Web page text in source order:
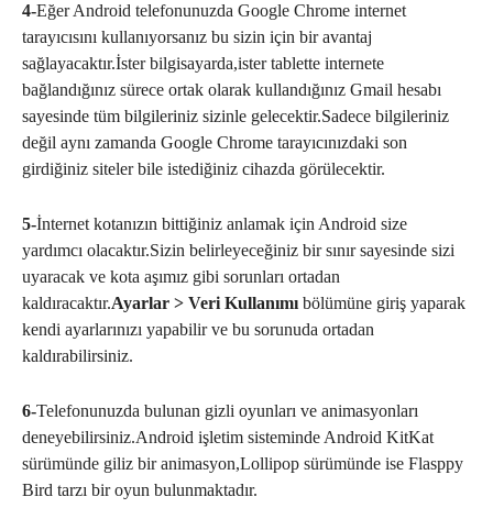
4-Eğer Android telefonunuzda Google Chrome internet
tarayıcısını kullanıyorsanız bu sizin için bir avantaj
sağlayacaktır.İster bilgisayarda,ister tablette internete
bağlandığınız sürece ortak olarak kullandığınız Gmail hesabı
sayesinde tüm bilgileriniz sizinle gelecektir.Sadece bilgileriniz
değil aynı zamanda Google Chrome tarayıcınızdaki son
girdiğiniz siteler bile istediğiniz cihazda görülecektir.
5-İnternet kotanızın bittiğiniz anlamak için Android size
yardımcı olacaktır.Sizin belirleyeceğiniz bir sınır sayesinde sizi
uyaracak ve kota aşımız gibi sorunları ortadan
kaldıracaktır.Ayarlar > Veri Kullanımı bölümüne giriş yaparak
kendi ayarlarınızı yapabilir ve bu sorunuda ortadan
kaldırabilirsiniz.
6-Telefonunuzda bulunan gizli oyunları ve animasyonları
deneyebilirsiniz.Android işletim sisteminde Android KitKat
sürümünde giliz bir animasyon,Lollipop sürümünde ise Flasppy
Bird tarzı bir oyun bulunmaktadır.